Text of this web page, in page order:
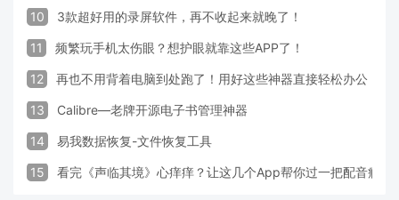
10 3款超好用的录屏软件，再不收起来就晚了！
11 频繁玩手机太伤眼？想护眼就靠这些APP了！
12 再也不用背着电脑到处跑了！用好这些神器直接轻松办公
13 Calibre—老牌开源电子书管理神器
14 易我数据恢复-文件恢复工具
15 看完《声临其境》心痒痒？让这几个App帮你过一把配音瘾